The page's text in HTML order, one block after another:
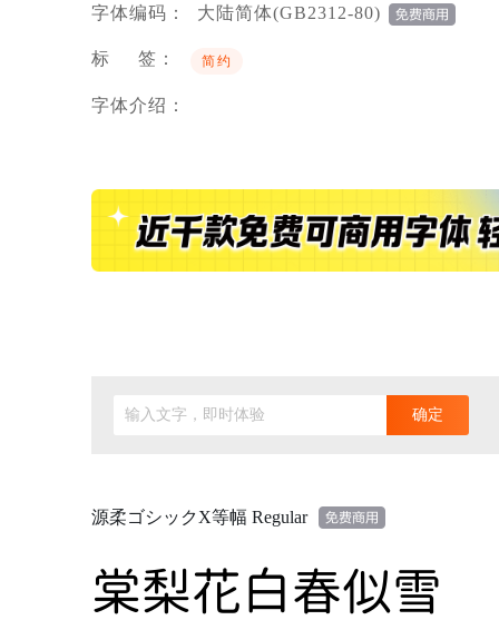
字体编码： 大陆简体(GB2312-80)
标 签： 简约
字体介绍：
输入文字，即时体验 确定
源柔ゴシックX等幅 Regular
棠梨花白春似雪